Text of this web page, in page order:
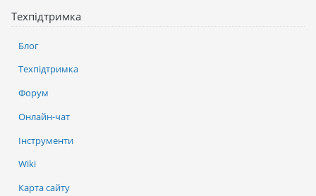
Техпідтримка
Блог
Техпідтримка
Форум
Онлайн-чат
Інструменти
Wiki
Карта сайту